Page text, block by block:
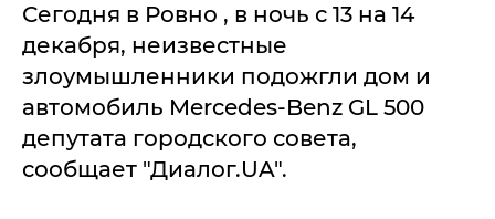
Сегодня в Ровно , в ночь с 13 на 14
декабря, неизвестные
злоумышленники подожгли дом и
автомобиль Mercedes-Benz GL 500
депутата городского совета,
сообщает "Диалог.UA".